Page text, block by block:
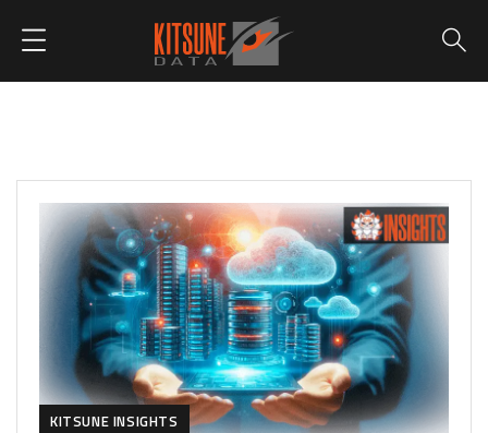
KITSUNE INSIGHTS